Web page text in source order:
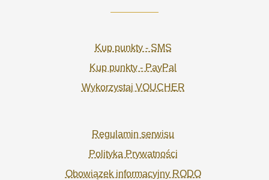
Kup punkty - SMS
Kup punkty - PayPal
Wykorzystaj VOUCHER
Regulamin serwisu
Polityka Prywatności
Obowiązek informacyjny RODO